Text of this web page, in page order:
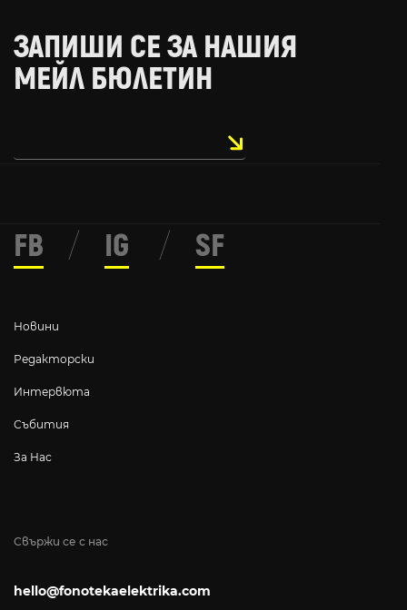
ЗАПИШИ СЕ ЗА НАШИЯ
МЕЙЛ БЮЛЕТИН
Свържи се с нас
hello@fonotekaelektrika.com
Новини
Редакторски
Интервюта
Събития
За Нас
FB / IG / SF